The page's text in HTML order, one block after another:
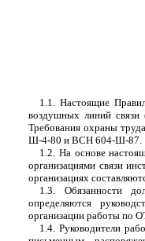
1.1. Настоящие
воздушных линий
Требования охраны
Ш-4-80 и ВСН 604-Ш-87.
1.2. На основе
организациями связи
организациях
1.3. Обязанности
определяются
организации работы по
1.4. Руководители